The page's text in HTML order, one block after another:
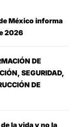
México informa
2026
DE
SEGURIDAD,
DE
la vida y no la